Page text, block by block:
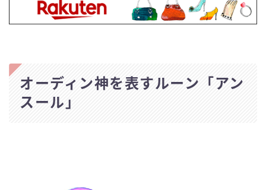
オーディン神を表すルーン「アン
スール」